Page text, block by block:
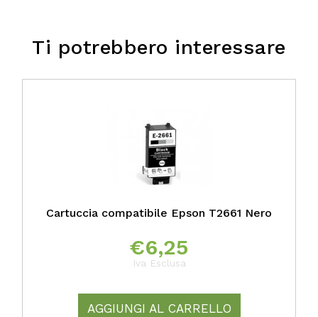
Ti potrebbero interessare
Cartuccia compatibile Epson T2661 Nero
€6,25
Iva Esclusa
AGGIUNGI AL CARRELLO